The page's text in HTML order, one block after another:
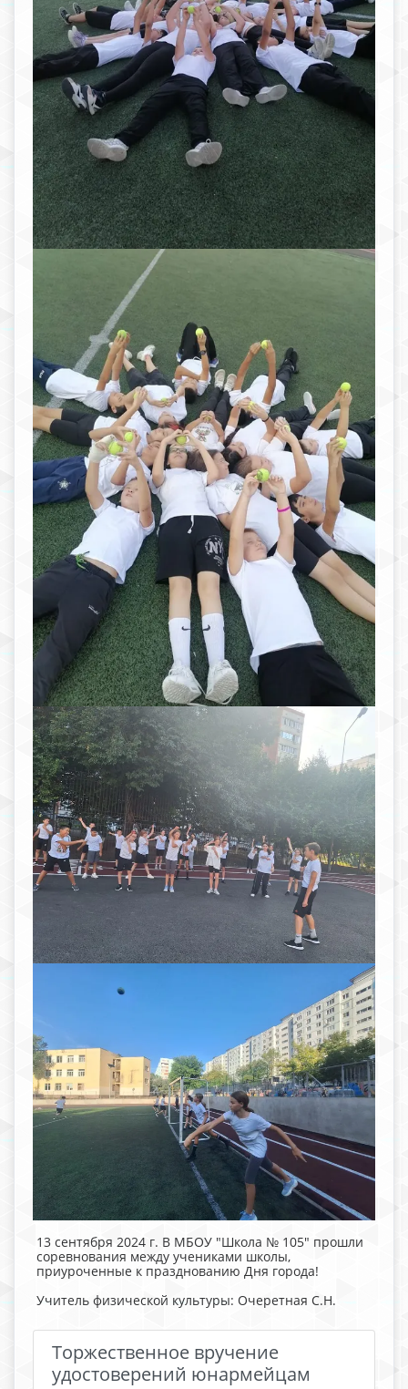
13 сентября 2024 г. В МБОУ "Школа № 105" прошли
соревнования между учениками школы,
приуроченные к празднованию Дня города!
Учитель физической культуры: Очеретная С.Н.
Торжественное вручение
удостоверений юнармейцам